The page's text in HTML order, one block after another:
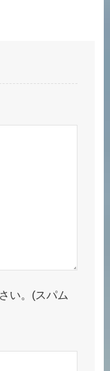
い。(スパム